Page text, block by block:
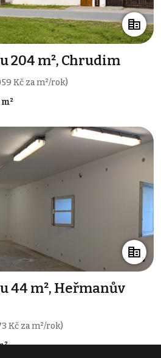
204 m², Chrudim
Kč za m²/rok)
44 m², Heřmanův
Kč za m²/rok)